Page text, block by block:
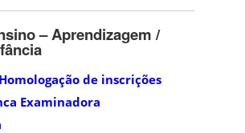
– Aprendizagem /
de inscrições
Examinadora